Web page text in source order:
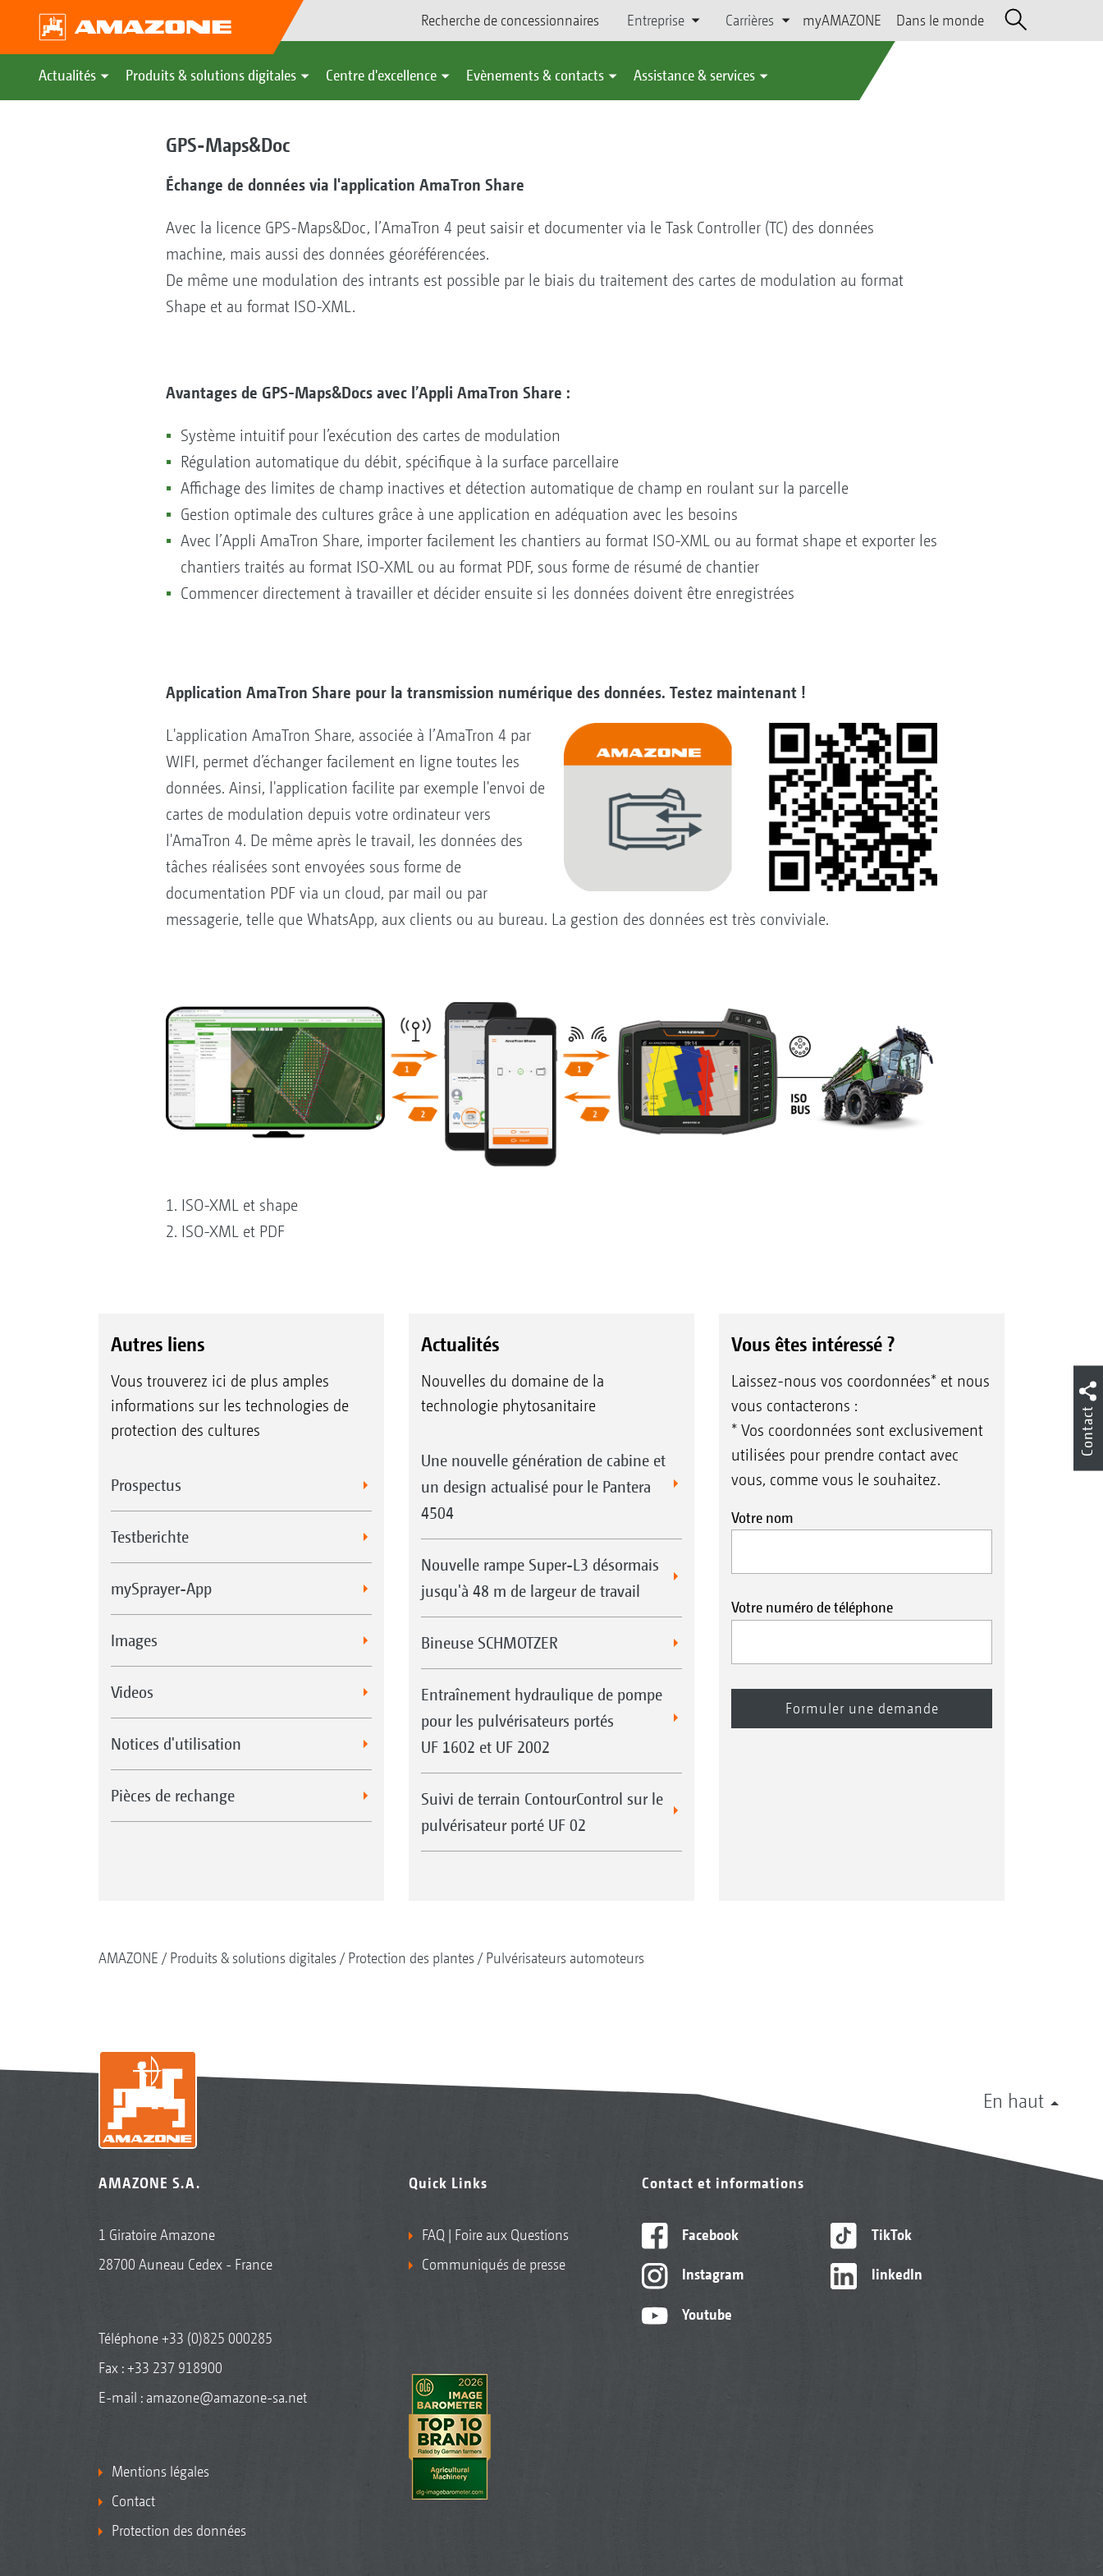
Recherche de concessionnaires Entreprise Carrières myAMAZONE Dans le monde
Actualités Produits & solutions digitales Centre d'excellence Evènements & contacts Assistance & services
GPS-Maps&Doc
Échange de données via l'application AmaTron Share
Avec la licence GPS-Maps&Doc, l’AmaTron 4 peut saisir et documenter via le Task Controller (TC) des données
machine, mais aussi des données géoréférencées.
De même une modulation des intrants est possible par le biais du traitement des cartes de modulation au format
Shape et au format ISO-XML.
Avantages de GPS-Maps&Docs avec l’Appli AmaTron Share :
Système intuitif pour l’exécution des cartes de modulation
Régulation automatique du débit, spécifique à la surface parcellaire
Affichage des limites de champ inactives et détection automatique de champ en roulant sur la parcelle
Gestion optimale des cultures grâce à une application en adéquation avec les besoins
Avec l’Appli AmaTron Share, importer facilement les chantiers au format ISO-XML ou au format shape et exporter les
chantiers traités au format ISO-XML ou au format PDF, sous forme de résumé de chantier
Commencer directement à travailler et décider ensuite si les données doivent être enregistrées
Application AmaTron Share pour la transmission numérique des données. Testez maintenant !
L'application AmaTron Share, associée à l’AmaTron 4 par
WIFI, permet d’échanger facilement en ligne toutes les
données. Ainsi, l'application facilite par exemple l'envoi de
cartes de modulation depuis votre ordinateur vers
l'AmaTron 4. De même après le travail, les données des
tâches réalisées sont envoyées sous forme de
documentation PDF via un cloud, par mail ou par
messagerie, telle que WhatsApp, aux clients ou au bureau. La gestion des données est très conviviale.
1. ISO-XML et shape
2. ISO-XML et PDF
Autres liens
Vous trouverez ici de plus amples
informations sur les technologies de
protection des cultures
Prospectus
Testberichte
mySprayer-App
Images
Videos
Notices d'utilisation
Pièces de rechange
Actualités
Nouvelles du domaine de la
technologie phytosanitaire
Une nouvelle génération de cabine et
un design actualisé pour le Pantera
4504
Nouvelle rampe Super-L3 désormais
jusqu'à 48 m de largeur de travail
Bineuse SCHMOTZER
Entraînement hydraulique de pompe
pour les pulvérisateurs portés
UF 1602 et UF 2002
Suivi de terrain ContourControl sur le
pulvérisateur porté UF 02
Vous êtes intéressé ?
Laissez-nous vos coordonnées* et nous
vous contacterons :
* Vos coordonnées sont exclusivement
utilisées pour prendre contact avec
vous, comme vous le souhaitez.
Votre nom
Votre numéro de téléphone
AMAZONE Produits & solutions digitales Protection des plantes Pulvérisateurs automoteurs
En haut
AMAZONE S.A.
1 Giratoire Amazone
28700 Auneau Cedex - France
Téléphone+33 (0)825 000285
Fax : +33 237 918900
E-mail : amazone@amazone-sa.net
Mentions légales
Contact
Protection des données
Quick Links
FAQ | Foire aux Questions
Communiqués de presse
Contact et informations
Facebook
Instagram
Youtube
TikTok
linkedIn
Contact